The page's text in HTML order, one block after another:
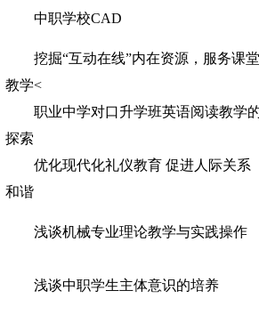
中职学校CAD
挖掘“互动在线”内在资源，服务课堂
教学<
职业中学对口升学班英语阅读教学
探索
优化现代化礼仪教育 促进人际关系
和谐
浅谈机械专业理论教学与实践操作
浅谈中职学生主体意识的培养